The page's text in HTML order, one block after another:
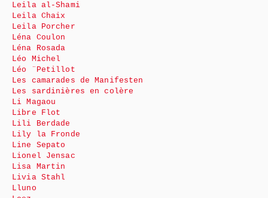
Leila al-Shami
Leila Chaix
Leila Porcher
Léna Coulon
Léna Rosada
Léo Michel
Léo ¨Petillot
Les camarades de Manifesten
Les sardinières en colère
Li Magaou
Libre Flot
Lili Berdade
Lily la Fronde
Line Sepato
Lionel Jensac
Lisa Martin
Livia Stahl
Lluno